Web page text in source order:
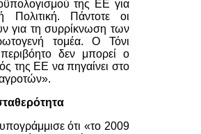
της ΕΕ για
Πολιτική. Πάντοτε οι
για τη συρρίκνωση των
τομέα. Ο Τόνι
δεν μπορεί ο
της ΕΕ να πηγαίνει στο
ότι «το 2009